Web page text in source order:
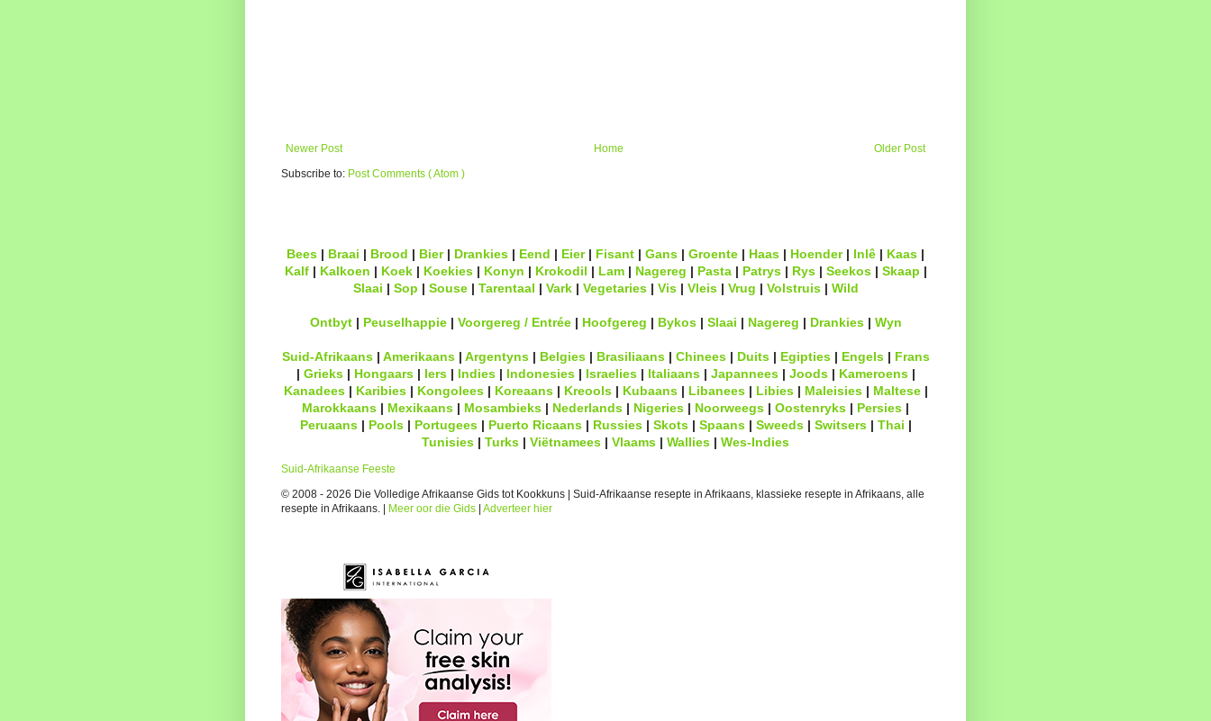
Newer Post Older Post
Home
Subscribe to: Post Comments ( Atom )
Bees | Braai | Brood | Bier| Drankies | Eend | Eier| Fisant | Gans | Groente | Haas | Hoender| Inlê | Kaas |
Kalf| Kalkoen | Koek| Koekies| Konyn | Krokodil | Lam| Nagereg | Pasta| Patrys| Rys| Seekos| Skaap |
Slaai | Sop | Souse| Tarentaal | Vark| Vegetaries| Vis| Vleis| Vrug | Volstruis| Wild
Ontbyt| Peuselhappie| Voorgereg / Entrée| Hoofgereg | Bykos| Slaai | Nagereg | Drankies| Wyn
Suid-Afrikaans| Amerikaans| Argentyns| Belgies| Brasiliaans| Chinees| Duits| Egipties| Engels| Frans
| Grieks| Hongaars| Iers| Indies| Indonesies| Israelies| Italiaans| Japannees| Joods| Kameroens|
Kanadees| Karibies| Kongolees| Koreaans| Kreools| Kubaans| Libanees| Libies| Maleisies| Maltese|
Marokkaans | Mexikaans | Mosambieks | Nederlands | Nigeries | Noorweegs | Oostenryks | Persies |
Peruaans| Pools| Portugees| Puerto Ricaans| Russies| Skots| Spaans| Sweeds| Switsers| Thai |
Tunisies | Turks | Viëtnamees | Vlaams | Wallies | Wes-Indies
Suid-Afrikaanse Feeste
© 2008 - 2026 Die Volledige Afrikaanse Gids tot Kookkuns | Suid-Afrikaanse resepte in Afrikaans, klassieke resepte in Afrikaans, alle
resepte in Afrikaans. | Meer oor die Gids | Adverteer hier